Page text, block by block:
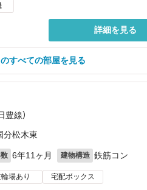
詳細を見る
すべての部屋を見る
豊線）
分松木東
6年11ヶ月 建物構造 鉄筋コン
場あり 宅配ボックス